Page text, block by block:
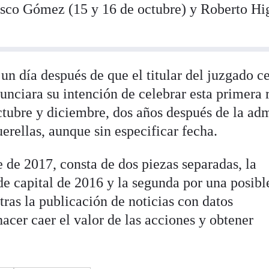
Gómez (15 y 16 de octubre) y Roberto
día después de que el titular del juzgado
su intención de celebrar esta primera
y diciembre, dos años después de la
aunque sin especificar fecha.
2017, consta de dos piezas separadas, la
capital de 2016 y la segunda por una
la publicación de noticias con datos
caer el valor de las acciones y obtener